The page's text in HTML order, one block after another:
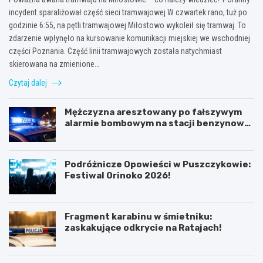
incydent sparaliżował część sieci tramwajowej W czwartek rano, tuż po
godzinie 6:55, na pętli tramwajowej Miłostowo wykoleił się tramwaj. To
zdarzenie wpłynęło na kursowanie komunikacji miejskiej we wschodniej
części Poznania. Część linii tramwajowych została natychmiast
skierowana na zmienione…
Czytaj dalej
Mężczyzna aresztowany po fałszywym
alarmie bombowym na stacji benzynowej
Podróżnicze Opowieści w Puszczykowie:
Festiwal Orinoko 2026!
Fragment karabinu w śmietniku:
zaskakujące odkrycie na Ratajach!